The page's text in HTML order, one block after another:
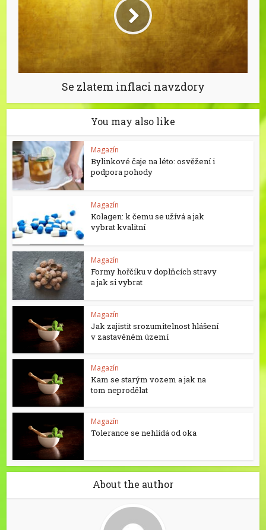
Se zlatem inflaci navzdory
You may also like
Magazín
Bylinkové čaje na léto: osvěžení i
podpora pohody
Magazín
Kolagen: k čemu se užívá a jak
vybrat kvalitní
Magazín
Formy hořčíku v doplňcích stravy
a jak si vybrat
Magazín
Jak zajistit srozumitelnost hlášení
v zastavěném území
Magazín
Kam se starým vozem a jak na
tom neprodělat
Magazín
Tolerance se nehlídá od oka
About the author